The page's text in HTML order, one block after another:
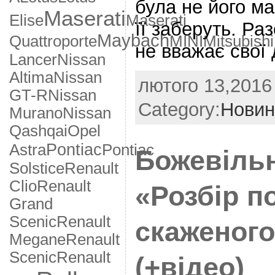
EliseMaseratiMaserati
QuattroporteMaybachMINIMitsubishi
LancerNissan
AltimaNissan
GT-RNissan
MuranoNissan
QashqaiOpel
AstraPontiacPontiac
SolsticeRenault
ClioRenault
Grand
ScenicRenault
MeganeRenault
ScenicRenault
була не його
її заберуть.
не вважає свої
лютого
Category:
«Розбір
(+відео)